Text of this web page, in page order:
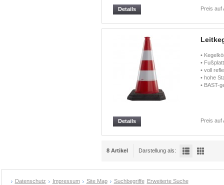
Preis auf
Details
•
•
• voll
• hohe
• BAST-
Preis auf
Details
8 Artikel Darstellung als:
Datenschutz Impressum Site Map Suchbegriffe Erweiterte Suche